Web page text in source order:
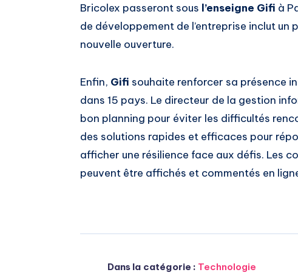
Bricolex passeront sous l’enseigne Gifi à
de développement de l’entreprise inclut un
nouvelle ouverture.
Enfin, Gifi souhaite renforcer sa présence
dans 15 pays. Le directeur de la gestion
bon planning pour éviter les difficultés
des solutions rapides et efficaces pour
afficher une résilience face aux défis. Les
peuvent être affichés et commentés en
Dans la catégorie : Technologie